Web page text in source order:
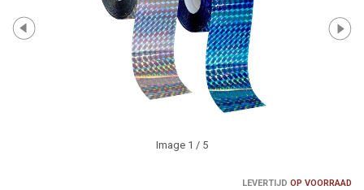
Image 1 / 5
LEVERTIJD OP VOORRAAD